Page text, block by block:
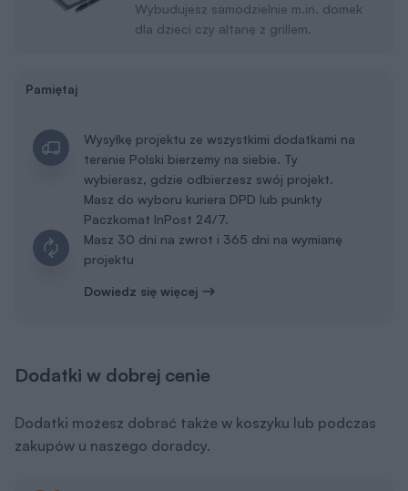
Wybudujesz samodzielnie m.in. domek
dla dzieci czy altanę z grillem.
Pamiętaj
Wysyłkę projektu ze wszystkimi dodatkami na
terenie Polski bierzemy na siebie. Ty
wybierasz, gdzie odbierzesz swój projekt.
Masz do wyboru kuriera DPD lub punkty
Paczkomat InPost 24/7.
Masz 30 dni na zwrot i 365 dni na wymianę
projektu
Dowiedz się więcej
Dodatki w dobrej cenie
Dodatki możesz dobrać także w koszyku lub podczas
zakupów u naszego doradcy.